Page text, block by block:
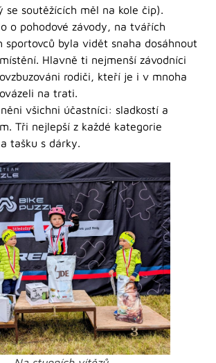
se soutěžících měl na kole čip).
o pohodové závody, na tvářích
sportovců byla vidět snaha dosáhnout
Hlavně ti nejmenší závodníci
rodiči, kteří je i v mnoha
na trati.
všichni účastníci: sladkostí a
Tři nejlepší z každé kategorie
tašku s dárky.